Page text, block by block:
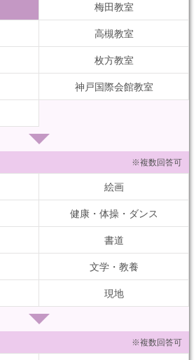
梅田教室
高槻教室
枚方教室
神戸国際会館教室
※複数回答可
絵画
健康・体操・ダンス
書道
文学・教養
現地
※複数回答可